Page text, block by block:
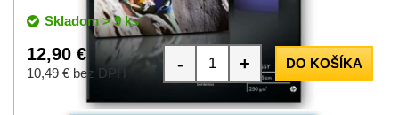
Skladom > 9 ks
12,90 €
10,49 € bez DPH - + DO KOŠÍKA